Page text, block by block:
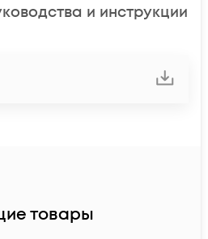
и инструкции
товары